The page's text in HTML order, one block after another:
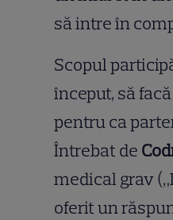
să intre în
Scopul
început, să
pentru ca
Întrebat de
medical grav
oferit un